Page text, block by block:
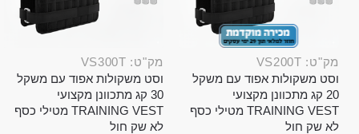
מק"ט: VS200T
וסט משקולות אפוד עם משקל
20 קג מתכוונן מקצועי
TRAINING VEST מטילי כסף
לא שק חול
מק"ט: VS300T
וסט משקולות אפוד עם משקל
30 קג מתכוונן מקצועי
TRAINING VEST מטילי כסף
לא שק חול